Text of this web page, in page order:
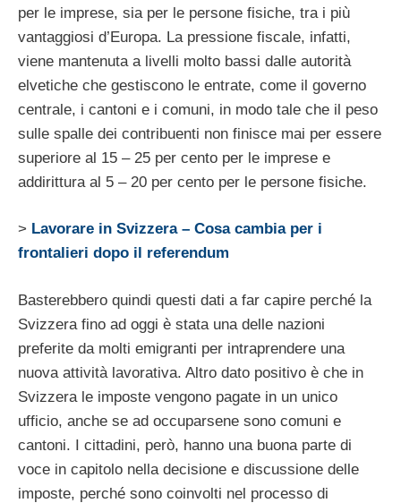
per le imprese, sia per le persone fisiche, tra i più
vantaggiosi d’Europa. La pressione fiscale, infatti,
viene mantenuta a livelli molto bassi dalle autorità
elvetiche che gestiscono le entrate, come il governo
centrale, i cantoni e i comuni, in modo tale che il peso
sulle spalle dei contribuenti non finisce mai per essere
superiore al 15 – 25 per cento per le imprese e
addirittura al 5 – 20 per cento per le persone fisiche.
> Lavorare in Svizzera – Cosa cambia per i
frontalieri dopo il referendum
Basterebbero quindi questi dati a far capire perché la
Svizzera fino ad oggi è stata una delle nazioni
preferite da molti emigranti per intraprendere una
nuova attività lavorativa. Altro dato positivo è che in
Svizzera le imposte vengono pagate in un unico
ufficio, anche se ad occuparsene sono comuni e
cantoni. I cittadini, però, hanno una buona parte di
voce in capitolo nella decisione e discussione delle
imposte, perché sono coinvolti nel processo di